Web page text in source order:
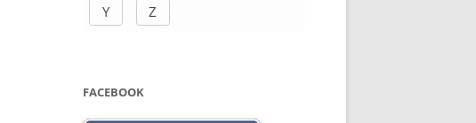
Y Z
FACEBOOK